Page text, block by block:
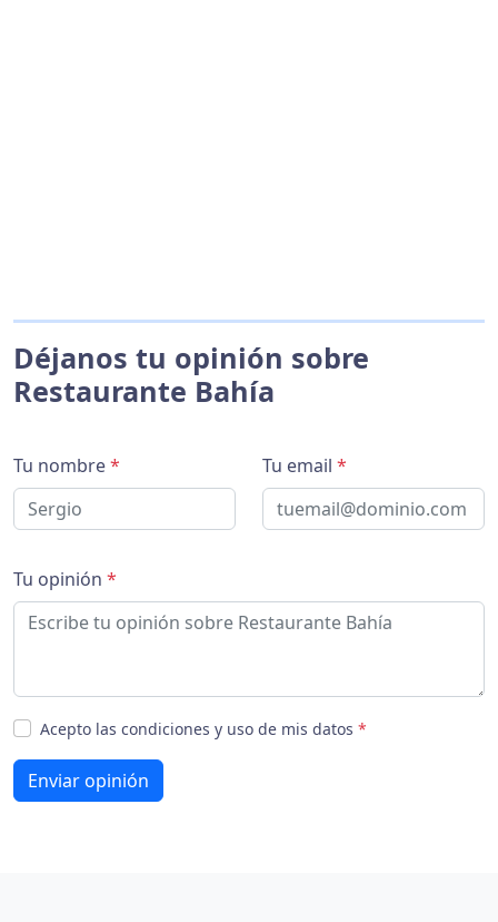
Déjanos tu opinión sobre
Restaurante Bahía
Tu nombre* Tu email *
Tu opinión *
Acepto las condiciones y uso de mis datos *
Enviar opinión